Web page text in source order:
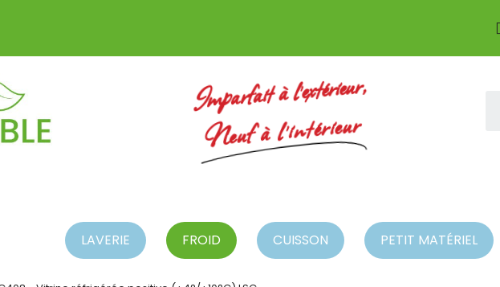
Imparfait à l'extérieur,
Neuf à l'intérieur
LAVERIE FROID CUISSON PETIT MATÉRIEL